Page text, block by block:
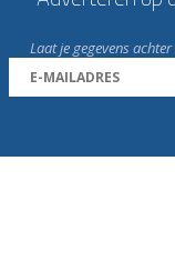
Laat je gegevens
Word nu